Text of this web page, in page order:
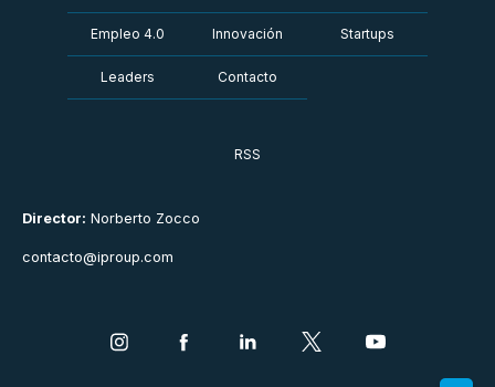
Director: Norberto Zocco
contacto@iproup.com
Empleo 4.0 Innovación Startups
Leaders Contacto
RSS